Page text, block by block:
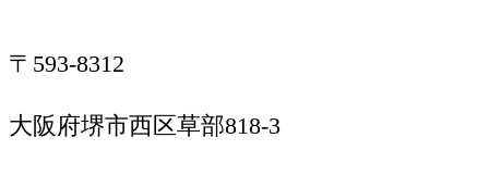
〒593-8312
大阪府堺市西区草部818-3